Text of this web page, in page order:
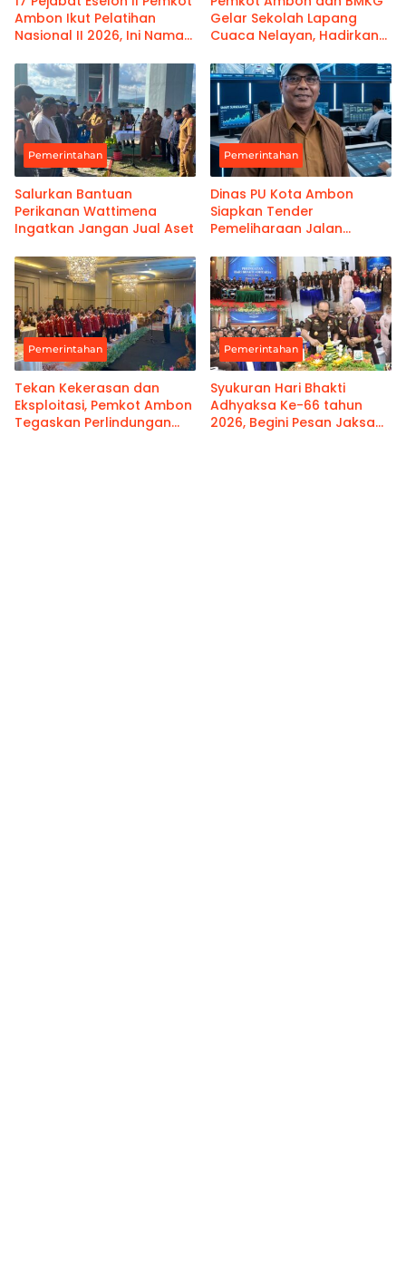
Ambon Ikut Pelatihan
Nasional II 2026, Ini Nama-
Gelar Sekolah Lapang
Cuaca Nelayan, Hadirkan
Pemerintahan
Salurkan Bantuan
Perikanan Wattimena
Ingatkan Jangan Jual Aset
Pemerintahan
Dinas PU Kota Ambon
Siapkan Tender
Pemeliharaan Jalan
Pemerintahan
Tekan Kekerasan dan
Eksploitasi, Pemkot Ambon
Tegaskan Perlindungan
Pemerintahan
Syukuran Hari Bhakti
Adhyaksa Ke-66 tahun
2026, Begini Pesan Jaksa